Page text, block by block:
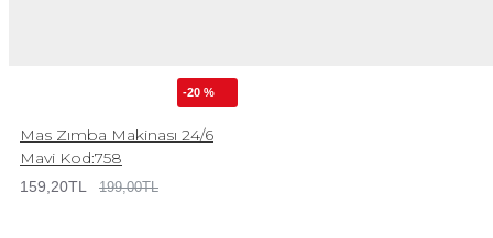
-20 %
Mas Zımba Makinası 24/6
Mavi Kod:758
159,20TL 199,00TL